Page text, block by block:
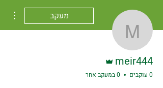
meir444
מעקב
meir444
0 עוקבים 0 במעקב אחר